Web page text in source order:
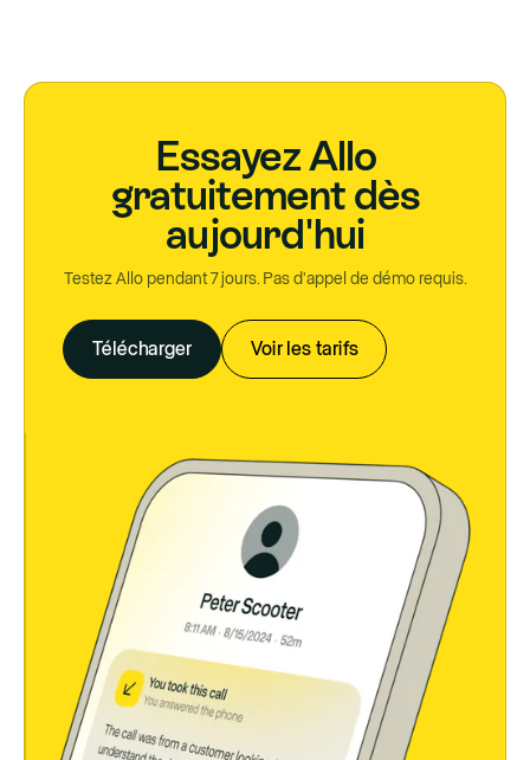
Essayez Allo
gratuitement dès
aujourd'hui
Testez Allo pendant 7 jours. Pas d'appel de démo requis.
Télécharger Voir les tarifs